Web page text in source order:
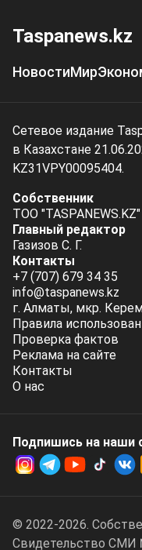
Taspanews.kz
НовостиМир
Сетевое издание
в Казахстане
KZ31VPY00095404.
Собственник
ТОО "TASPANEWS.KZ"
Главный редактор
Газизов С. Г.
Контакты
+7 (707) 679 34 35
info@taspanews.kz
г. Алматы, мкр.
Правила
Проверка фактов
Реклама на сайте
Контакты
О нас
Подпишись на наши
© 2022-2026.
Cвидетельство СМИ